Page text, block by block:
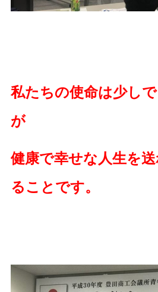
私たちの使命は少し
が
健康で幸せな人生を
ることです。